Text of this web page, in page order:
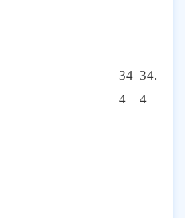
34
4
34.
4